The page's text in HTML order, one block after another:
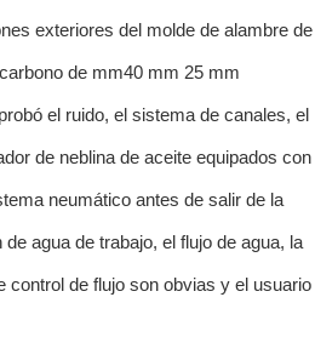
exteriores del molde de alambre de
de mm40 mm 25 mm
el ruido, el sistema de canales, el
de neblina de aceite equipados con
neumático antes de salir de la
agua de trabajo, el flujo de agua, la
control de flujo son obvias y el usuario